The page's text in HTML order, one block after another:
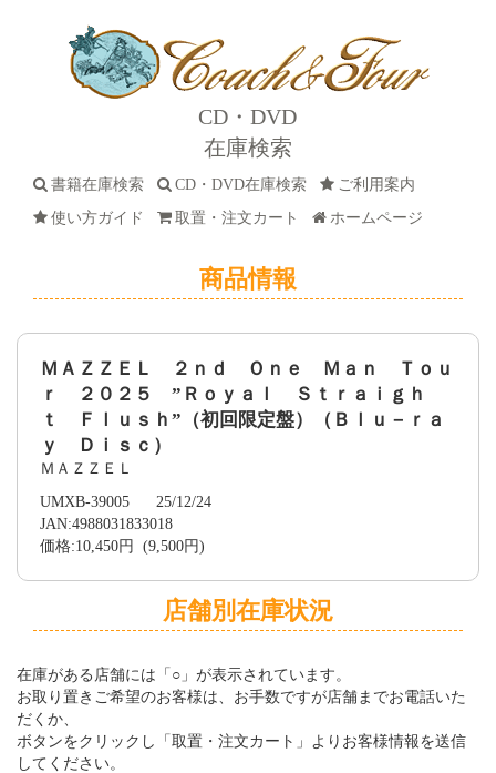
CD・DVD
在庫検索
書籍在庫検索 CD・DVD在庫検索
ご利用案内
使い方ガイド
取置・注文カート ホームページ
商品情報
ＭＡＺＺＥＬ ２ｎｄ Ｏｎｅ Ｍａｎ Ｔｏｕ
ｒ ２０２５ ”Ｒｏｙａｌ Ｓｔｒａｉｇｈ
ｔ Ｆｌｕｓｈ”（初回限定盤）（Ｂｌｕ－ｒａ
ｙ Ｄｉｓｃ）
ＭＡＺＺＥＬ
UMXB-39005 25/12/24
JAN:4988031833018
価格:10,450円 (9,500円)
店舗別在庫状況
在庫がある店舗には「○」が表示されています。
お取り置きご希望のお客様は、お手数ですが店舗までお電話いた
だくか、
ボタンをクリックし「取置・注文カート」よりお客様情報を送信
してください。